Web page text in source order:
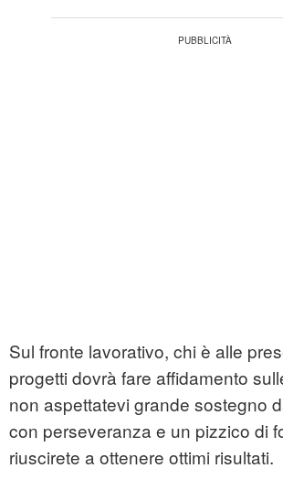
Sul fronte lavorativo, chi è alle
progetti dovrà fare affidamento
non aspettatevi grande sostegno
con perseveranza e un pizzico di
riuscirete a ottenere ottimi risultati.